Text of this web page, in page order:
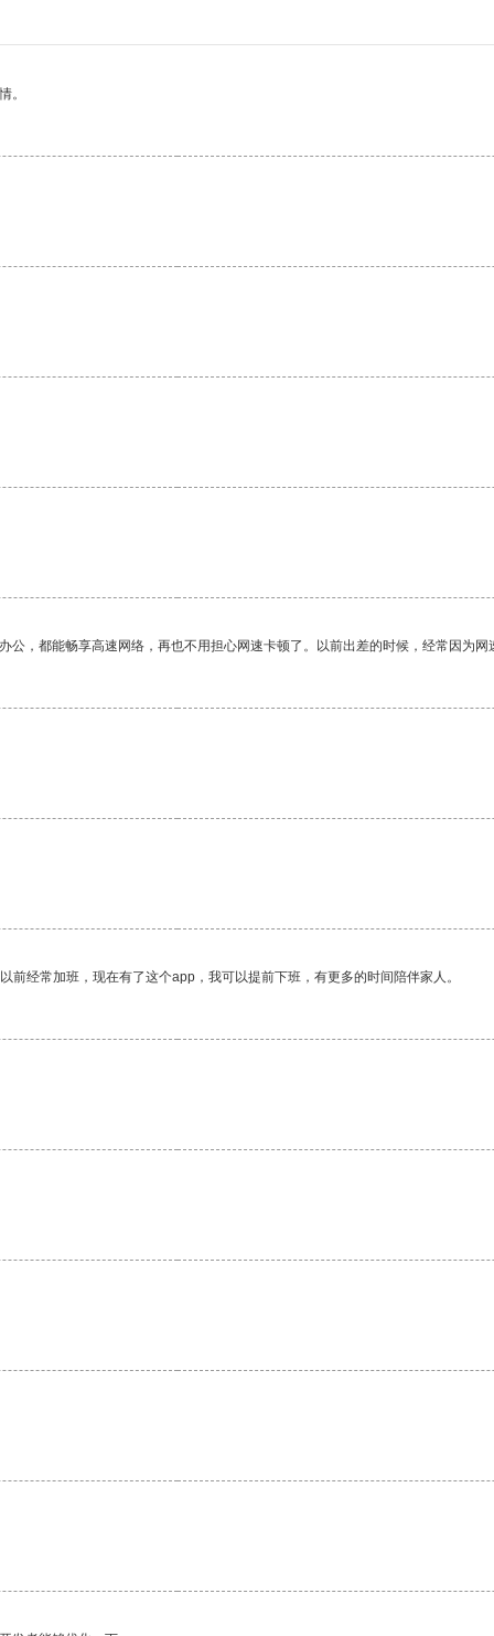
。
，都能畅享高速网络，再也不用担心网速卡顿了。以前出差的时候，经常因为
经常加班，现在有了这个app，我可以提前下班，有更多的时间陪伴家人。